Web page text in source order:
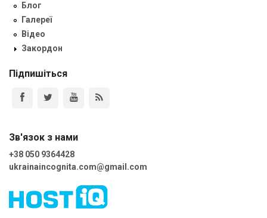
Блог
Галереї
Відео
Закордон
Підпишіться
Зв'язок з нами
+38 050 9364428
ukrainaincognita.com@gmail.com